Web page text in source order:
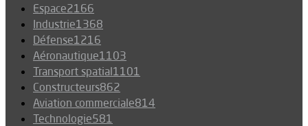
Espace2166
Industrie1368
Défense1216
Aéronautique1103
Transport spatial1101
Constructeurs862
Aviation commerciale814
Technologie581